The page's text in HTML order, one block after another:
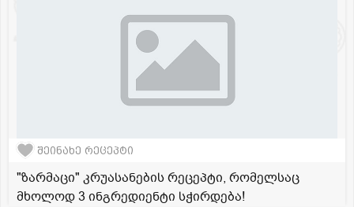
შეინახე რეცეპტი
"ზარმაცი" კრუასანების რეცეპტი, რომელსაც
მხოლოდ 3 ინგრედიენტი სჭირდება!